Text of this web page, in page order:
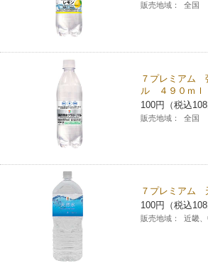
モバイルWi-Fiバッテリーシェアリング（店
荷物預かりサービス「ecbocloakエクボク
パウダースペース ラブン（店舗限定）
ソフトバンクギフト
販売地域： 全国
７プレミアム
ル ４９０ｍｌ
100円（税込108
販売地域： 全国
７プレミアム
100円（税込108
販売地域： 近畿